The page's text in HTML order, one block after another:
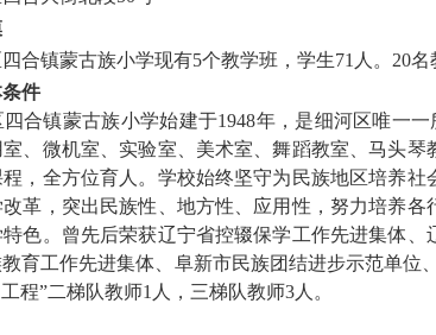
合镇蒙古族小学现有5个教学班，学生71人。 20名
件
合镇蒙古族小学始建于1948年， 是细河区唯一一
、微机室、实验室、美术室、舞蹈教室、马头
，全方位育人。 学校始终坚守为民族地区培养社
革，突出民族性、地方性、应用性，努力培养各
色。曾先后荣获辽宁省控辍保学工作先进集体
育工作先进集体、阜新市民族团结进步示范单
工程”二梯队教师1人，三梯队教师3 人。